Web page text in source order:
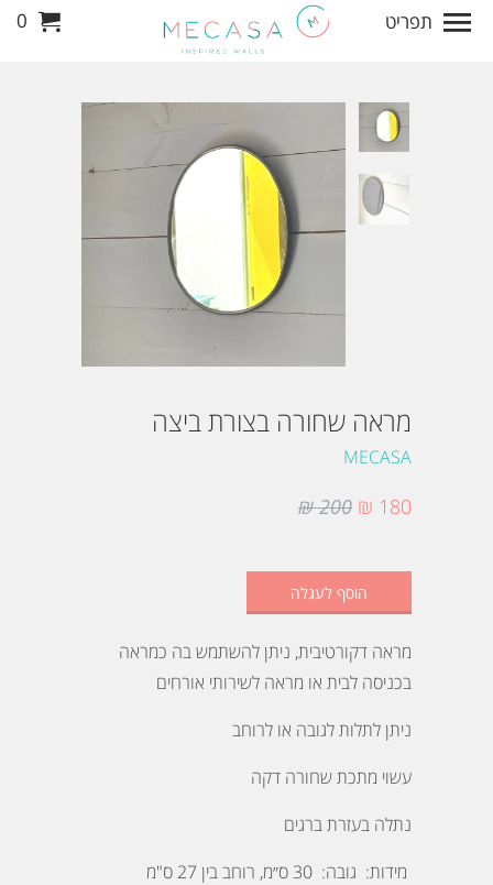
מראה שחורה בצורת ביצה
MECASA
180 ₪
200 ₪
הוסף לעגלה
מראה דקורטיבית, ניתן להשתמש בה כמראה
בכניסה לבית או מראה לשירותי אורחים
ניתן לתלות לגובה או לרוחב
עשוי מתכת שחורה דקה
נתלה בעזרת ברגים
מידות: גובה: 30 ס״מ, רוחב בין 27 ס"מ
0 תפריט